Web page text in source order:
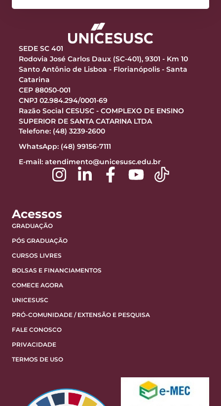
SEDE SC 401
Rodovia José Carlos Daux (SC-401), 9301 - Km 10
Santo Antônio de Lisboa - Florianópolis - Santa
Catarina
CEP 88050-001
CNPJ 02.984.294/0001-69
Razão Social CESUSC - COMPLEXO DE ENSINO
SUPERIOR DE SANTA CATARINA LTDA
Telefone: (48) 3239-2600
WhatsApp: (48) 99156-7111
E-mail: atendimento@unicesusc.edu.br
Acessos
GRADUAÇÃO
PÓS GRADUAÇÃO
CURSOS LIVRES
BOLSAS E FINANCIAMENTOS
COMECE AGORA
UNICESUSC
PRÓ-COMUNIDADE / EXTENSÃO E PESQUISA
FALE CONOSCO
PRIVACIDADE
TERMOS DE USO